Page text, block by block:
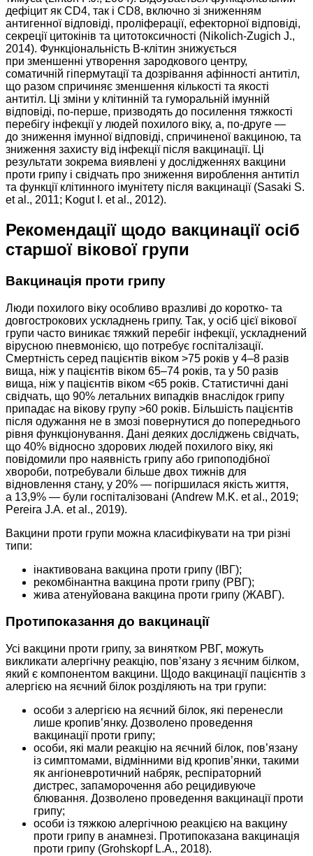
дефіцит як CD4, так і CD8, включно зі зниженням
антигенної відповіді, проліферації, ефекторної відповіді,
секреції цитокінів та цитотоксичності (Nikolich-Zugich J.,
2014). Функціональність В-клітин знижується
при зменшенні утворення зародкового центру,
соматичній гіпермутації та дозрівання афінності антитіл,
що разом спричиняє зменшення кількості та якості
антитіл. Ці зміни у клітинній та гуморальній імунній
відповіді, по-перше, призводять до посилення тяжкості
перебігу інфекції у людей похилого віку, а, по-друге —
до зниження імунної відповіді, спричиненої вакциною, та
зниження захисту від інфекції після вакцинації. Ці
результати зокрема виявлені у дослідженнях вакцини
проти грипу і свідчать про зниження вироблення антитіл
та функції клітинного імунітету після вакцинації (Sasaki S.
et al., 2011; Kogut I. et al., 2012).
Рекомендації щодо вакцинації осіб
старшої вікової групи
Вакцинація проти грипу
Люди похилого віку особливо вразливі до коротко- та
довгострокових ускладнень грипу. Так, у осіб цієї вікової
групи часто виникає тяжкий перебіг інфекції, ускладнений
вірусною пневмонією, що потребує госпіталізації.
Смертність серед пацієнтів віком >75 років у 4–8 разів
вища, ніж у пацієнтів віком 65–74 років, та у 50 разів
вища, ніж у пацієнтів віком <65 років. Статистичні дані
свідчать, що 90% летальних випадків внаслідок грипу
припадає на вікову групу >60 років. Більшість пацієнтів
після одужання не в змозі повернутися до попереднього
рівня функціонування. Дані деяких досліджень свідчать,
що 40% відносно здорових людей похилого віку, які
повідомили про наявність грипу або грипоподібної
хвороби, потребували більше двох тижнів для
відновлення стану, у 20% — погіршилася якість життя,
а 13,9% — були госпіталізовані (Andrew M.K. et al., 2019;
Pereira J.A. et al., 2019).
Вакцини проти групи можна класифікувати на три різні
типи:
інактивована вакцина проти грипу (ІВГ);
рекомбінантна вакцина проти грипу (РВГ);
жива атенуйована вакцина проти грипу (ЖАВГ).
Протипоказання до вакцинації
Усі вакцини проти грипу, за винятком РВГ, можуть
викликати алергічну реакцію, пов’язану з яєчним білком,
який є компонентом вакцини. Щодо вакцинації пацієнтів з
алергією на яєчний білок розділяють на три групи:
особи з алергією на яєчний білок, які перенесли
лише кропив’янку. Дозволено проведення
вакцинації проти грипу;
особи, які мали реакцію на яєчний білок, пов’язану
із симптомами, відмінними від кропив’янки, такими
як ангіоневротичний набряк, респіраторний
дистрес, запаморочення або рецидивуюче
блювання. Дозволено проведення вакцинації проти
грипу;
особи із тяжкою алергічною реакцією на вакцину
проти грипу в анамнезі. Протипоказана вакцинація
проти грипу (Grohskopf L.A., 2018).